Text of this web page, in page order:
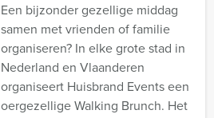
Een bijzonder gezellige middag
samen met vrienden of familie
organiseren? In elke grote stad in
Nederland en Vlaanderen
organiseert Huisbrand Events een
oergezellige Walking Brunch. Het